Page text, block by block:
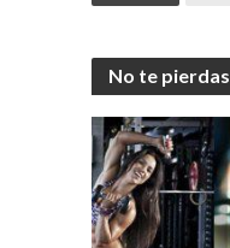
No te pierdas